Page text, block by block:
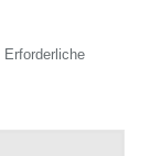
Erforderliche